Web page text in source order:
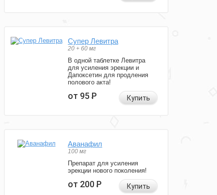
Супер Левитра
20 + 60 мг
В одной таблетке Левитра
для усиления эрекции и
Дапоксетин для продления
полового акта!
от 95Р Купить
Аванафил
100 мг
Препарат для усиления
эрекции нового поколения!
от 200Р Купить